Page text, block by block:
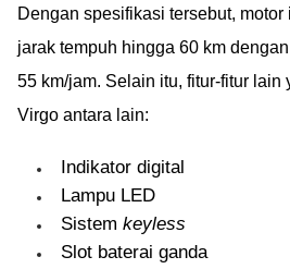
Dengan spesifikasi tersebut,
jarak tempuh hingga 60 km
55 km/jam. Selain itu, fitur-fitur lain
Virgo antara lain:
Indikator digital
Lampu LED
Sistem keyless
Slot baterai ganda